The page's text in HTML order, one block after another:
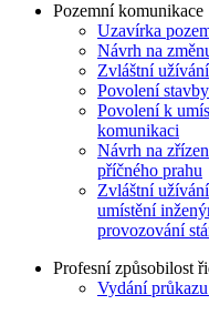
Pozemní komunikace
Uzavírka
Návrh na
Zvláštní
Povolení
Povolení k
komunikaci
Návrh na
příčného prahu
Zvláštní
umístění
provozování
Profesní způsobilost
Vydání